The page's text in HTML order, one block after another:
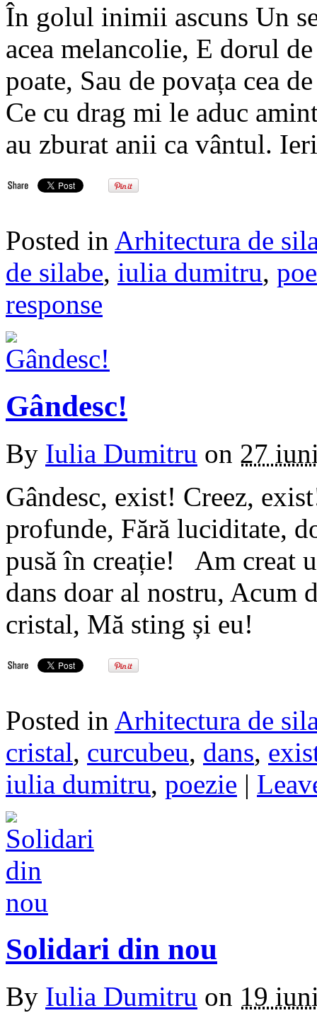
În golul inimii ascuns Un
acea melancolie, E dorul
poate, Sau de povața cea
Ce cu drag mi le aduc
au zburat anii ca vântul.
Posted in Arhitectura de
de silabe, iulia dumitru,
response
Gândesc!
By Iulia Dumitru on 27
Gândesc, exist! Creez,
profunde, Fără luciditate,
pusă în creație! Am creat
dans doar al nostru, Acum
cristal, Mă sting și eu!
Posted in Arhitectura de
cristal, curcubeu, dans,
iulia dumitru, poezie |
Solidari din nou
By Iulia Dumitru on 19